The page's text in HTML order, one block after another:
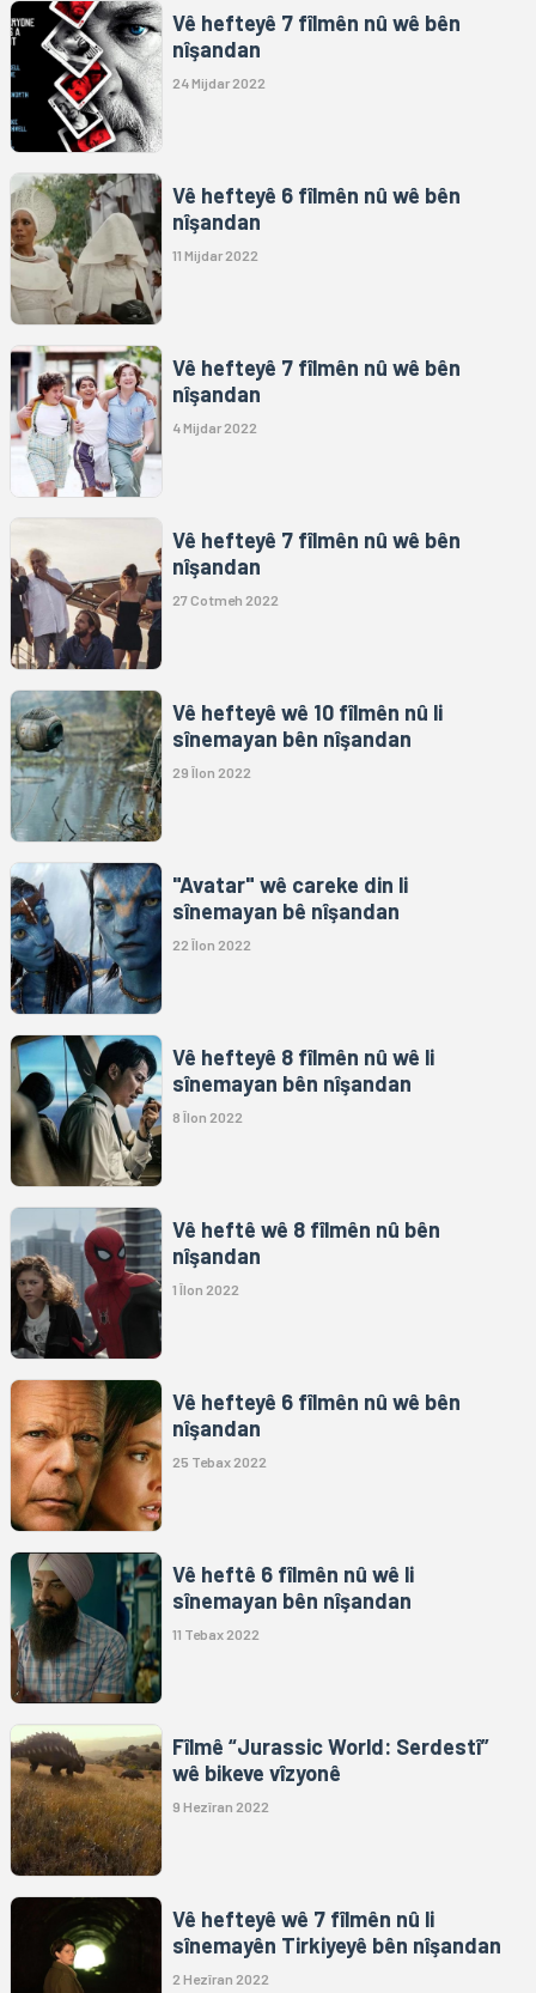
Vê hefteyê 7 fîlmên nû wê bên
nîşandan
24 Mijdar 2022
Vê hefteyê 6 fîlmên nû wê bên
nîşandan
11 Mijdar 2022
Vê hefteyê 7 fîlmên nû wê bên
nîşandan
4 Mijdar 2022
Vê hefteyê 7 fîlmên nû wê bên
nîşandan
27 Cotmeh 2022
Vê hefteyê wê 10 fîlmên nû li
sînemayan bên nîşandan
29 Îlon 2022
"Avatar" wê careke din li
sînemayan bê nîşandan
22 Îlon 2022
Vê hefteyê 8 fîlmên nû wê li
sînemayan bên nîşandan
8 Îlon 2022
Vê heftê wê 8 fîlmên nû bên
nîşandan
1 Îlon 2022
Vê hefteyê 6 fîlmên nû wê bên
nîşandan
25 Tebax 2022
Vê heftê 6 fîlmên nû wê li
sînemayan bên nîşandan
11 Tebax 2022
Fîlmê “Jurassic World: Serdestî”
wê bikeve vîzyonê
9 Hezîran 2022
Vê hefteyê wê 7 fîlmên nû li
sînemayên Tirkiyeyê bên nîşandan
2 Hezîran 2022